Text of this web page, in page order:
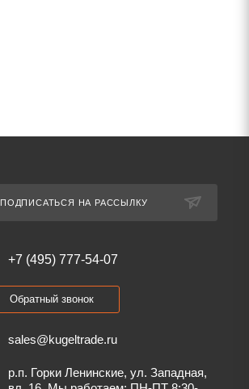
ПОДПИСАТЬСЯ НА РАССЫЛКУ
+7 (495) 777-54-07
Обратный звонок
sales@kugeltrade.ru
р.п. Горки Ленинские, ул. Западная,